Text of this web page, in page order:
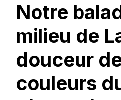
Notre
milieu de
douceur
couleurs